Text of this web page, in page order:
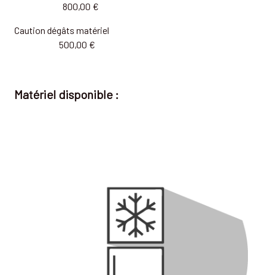
800,00 €
Caution dégâts matériel
500,00 €
Matériel disponible :